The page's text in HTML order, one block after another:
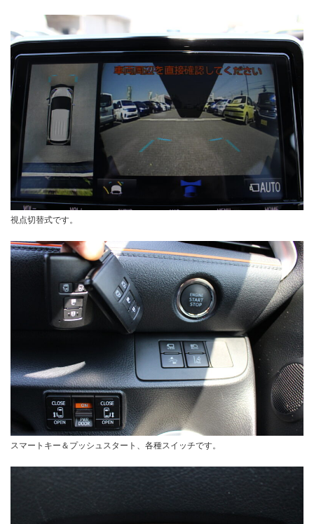
視点切替式です。
スマートキー＆プッシュスタート、各種スイッチです。